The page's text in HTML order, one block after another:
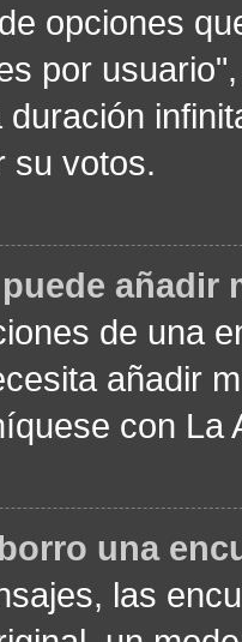
opciones
por
su votos.
añadir
de una
añadir
con La
una
las